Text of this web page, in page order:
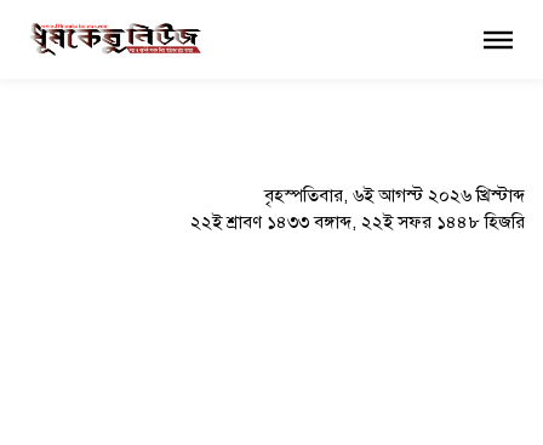
বৃহস্পতিবার, ৬ই আগস্ট ২০২৬ খ্রিস্টাব্দ
২২ই শ্রাবণ ১৪৩৩ বঙ্গাব্দ, ২২ই সফর ১৪৪৮ হিজরি
×